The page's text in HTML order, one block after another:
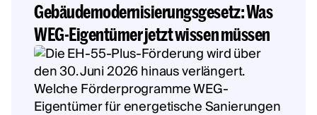
Gebäudemodernisierungsgesetz: Was
WEG-Eigentümer jetzt wissen müssen